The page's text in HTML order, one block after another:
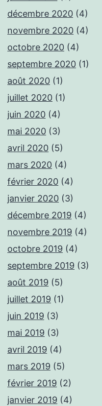
décembre 2020 (4)
novembre 2020 (4)
octobre 2020 (4)
septembre 2020 (1)
août 2020 (1)
juillet 2020 (1)
juin 2020 (4)
mai 2020 (3)
avril 2020 (5)
mars 2020 (4)
février 2020 (4)
janvier 2020 (3)
décembre 2019 (4)
novembre 2019 (4)
octobre 2019 (4)
septembre 2019 (3)
août 2019 (5)
juillet 2019 (1)
juin 2019 (3)
mai 2019 (3)
avril 2019 (4)
mars 2019 (5)
février 2019 (2)
janvier 2019 (4)